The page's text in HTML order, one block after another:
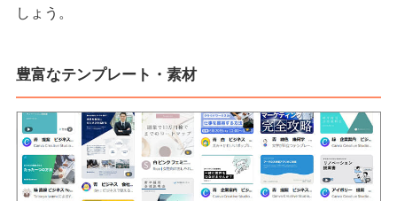
しょう。
豊富なテンプレート・素材